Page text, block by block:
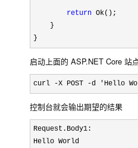
return Ok();
    }
}
启动上面的 ASP.NET Core 站
curl -X POST -d 'Hello
控制台就会输出期望的结果
Request.Body1:
Hello World